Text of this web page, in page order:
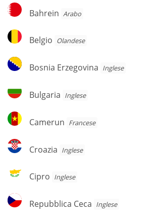
Bahrein
Bahrein Arabo
Belgio
Belgio Olandese
Bosnia
Erzegovina
Bosnia Erzegovina Inglese
Bulgaria
Bulgaria Inglese
Camerun
Camerun Francese
Croazia
Croazia Inglese
Cipro
Cipro Inglese
Repubblica
Ceca
Repubblica Ceca Inglese